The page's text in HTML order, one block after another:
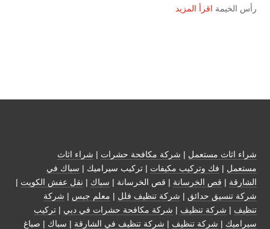
رأس الخيمة اقرأ المزيد
شراء اثاث مستعمل | شركة مكافحة حشرات | شراء اثاث
مستعمل | فك وتركيب مكيفات | تركيب سيراميك | سباك في
الشارقة | قص الخرسانة | قص الخرسانة | سباك | نقل عفش الكويت |
شركة تنسيق حدائق | شركة تنظيف فلل | معلم جبس | شركة
تنظيف | شركة تنظيف | شركة مكافحة حشرات في دبي | تركيب
سيراميك | شركة تنظيف | شركة تنظيف في الشارقة | سباك | صباغ